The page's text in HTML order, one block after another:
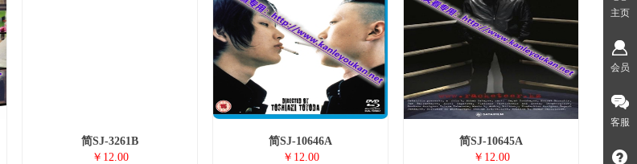
简SJ-3261B
￥12.00
简SJ-10646A
￥12.00
简SJ-10645A
￥12.00
主页
会员
客服